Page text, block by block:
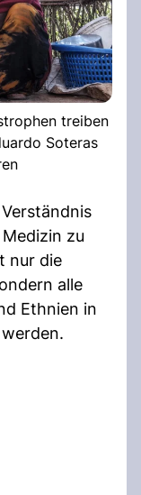
treiben
Soteras
zu
nur die
alle
Ethnien in